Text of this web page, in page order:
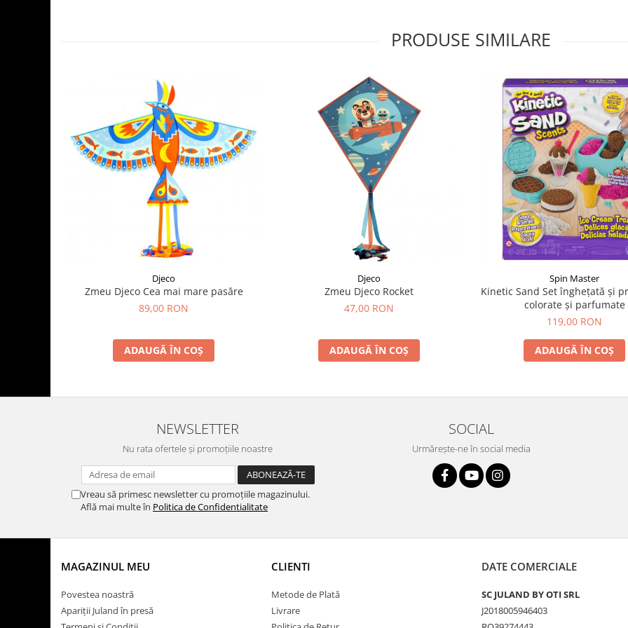
PRODUSE SIMILARE
Djeco
Zmeu Djeco Cea mai mare pasăre
89,00 RON
ADAUGĂ ÎN COȘ
Djeco
Zmeu Djeco Rocket
47,00 RON
ADAUGĂ ÎN COȘ
Spin Master
Kinetic Sand Set înghețată și
colorate și parfumate
119,00 RON
ADAUGĂ ÎN COȘ
NEWSLETTER
Nu rata ofertele și promoțiile noastre
Vreau să primesc newsletter cu promoțiile magazinului.
Află mai multe în Politica de Confidentialitate
SOCIAL
Urmărește-ne în social media
MAGAZINUL MEU
Povestea noastră
Apariții Juland în presă
CLIENTI
Metode de Plată
Livrare
DATE COMERCIALE
SC JULAND BY OTI SRL
J2018005946403